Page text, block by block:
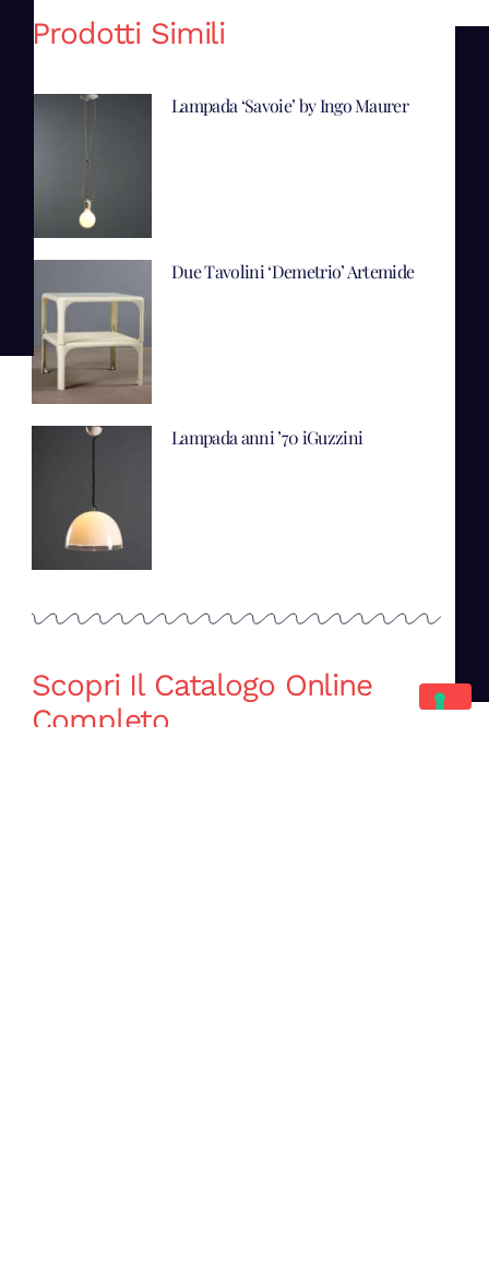
Prodotti Simili
Lampada ‘Savoie’ by Ingo Maurer
Due Tavolini ‘Demetrio’ Artemide
Lampada anni ’70 iGuzzini
Scopri Il Catalogo Online
Completo